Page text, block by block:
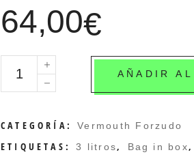
64,00€
AÑADIR
CATEGORÍA:Vermouth Forzudo
ETIQUETAS:3 litros, Bag in box